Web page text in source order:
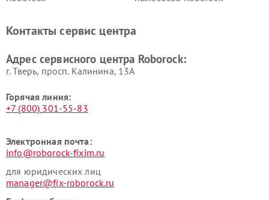
Контакты сервис центра
Адрес сервисного центра Roborock:
г. Тверь, просп. Калинина, 13А
Горячая линия:
+7 (800) 301-55-83
Электронная почта:
info@roborock-fixim.ru
для юридических лиц
manager@fix-roborock.ru